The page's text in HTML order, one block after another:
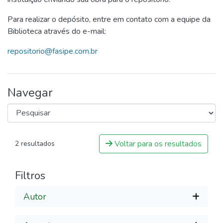
Para realizar o depósito, entre em contato com a equipe da
Biblioteca através do e-mail:
repositorio@fasipe.com.br
Navegar
2 resultados Voltar para os resultados
Filtros
Autor